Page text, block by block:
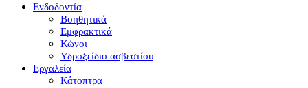
Ενδοδοντία
Βοηθητικά
Εμφρακτικά
Κώνοι
Υδροξείδιο ασβεστίου
Εργαλεία
Κάτοπτρα